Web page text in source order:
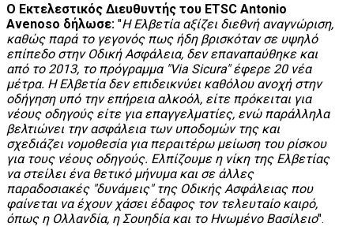
Ο Εκτελεστικός Διευθυντής του ETSC Antonio
Avenoso δήλωσε: "Η Ελβετία αξίζει διεθνή αναγνώριση,
καθώς παρά το γεγονός πως ήδη βρισκόταν σε υψηλό
επίπεδο στην Οδική Ασφάλεια, δεν επαναπαύθηκε και
από το 2013, το πρόγραμμα "Via Sicura" έφερε 20 νέα
μέτρα. Η Ελβετία δεν επιδεικνύει καθόλου ανοχή στην
οδήγηση υπό την επήρεια αλκοόλ, είτε πρόκειται για
νέους οδηγούς είτε για επαγγελματίες, ενώ παράλληλα
βελτιώνει την ασφάλεια των υποδομών της και
σχεδιάζει νομοθεσία για περαιτέρω μείωση του ρίσκου
για τους νέους οδηγούς. Ελπίζουμε η νίκη της Ελβετίας
να στείλει ένα θετικό μήνυμα και σε άλλες
παραδοσιακές "δυνάμεις" της Οδικής Ασφάλειας που
φαίνεται να έχουν χάσει έδαφος τον τελευταίο καιρό,
όπως η Ολλανδία, η Σουηδία και το Ηνωμένο Βασίλειο".